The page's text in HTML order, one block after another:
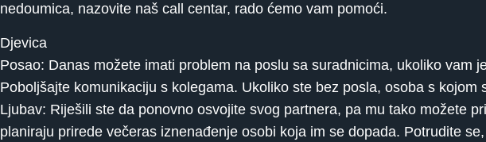
nedoumica, nazovite naš call centar, rado ćemo vam pomoći.
Djevica
Posao: Danas možete imati problem na poslu sa suradnicima, ukoliko vam
Poboljšajte komunikaciju s kolegama. Ukoliko ste bez posla, osoba s
Ljubav: Riješili ste da ponovno osvojite svog partnera, pa mu tako možete
planiraju prirede večeras iznenađenje osobi koja im se dopada. Potrudite